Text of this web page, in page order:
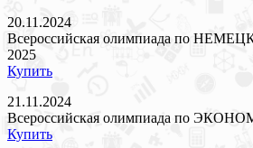
20.11.2024
Всероссийская олимпиада по
2025
Купить
21.11.2024
Всероссийская олимпиада по
Купить